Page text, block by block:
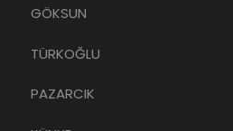
GÖKSUN
TÜRKOĞLU
PAZARCIK